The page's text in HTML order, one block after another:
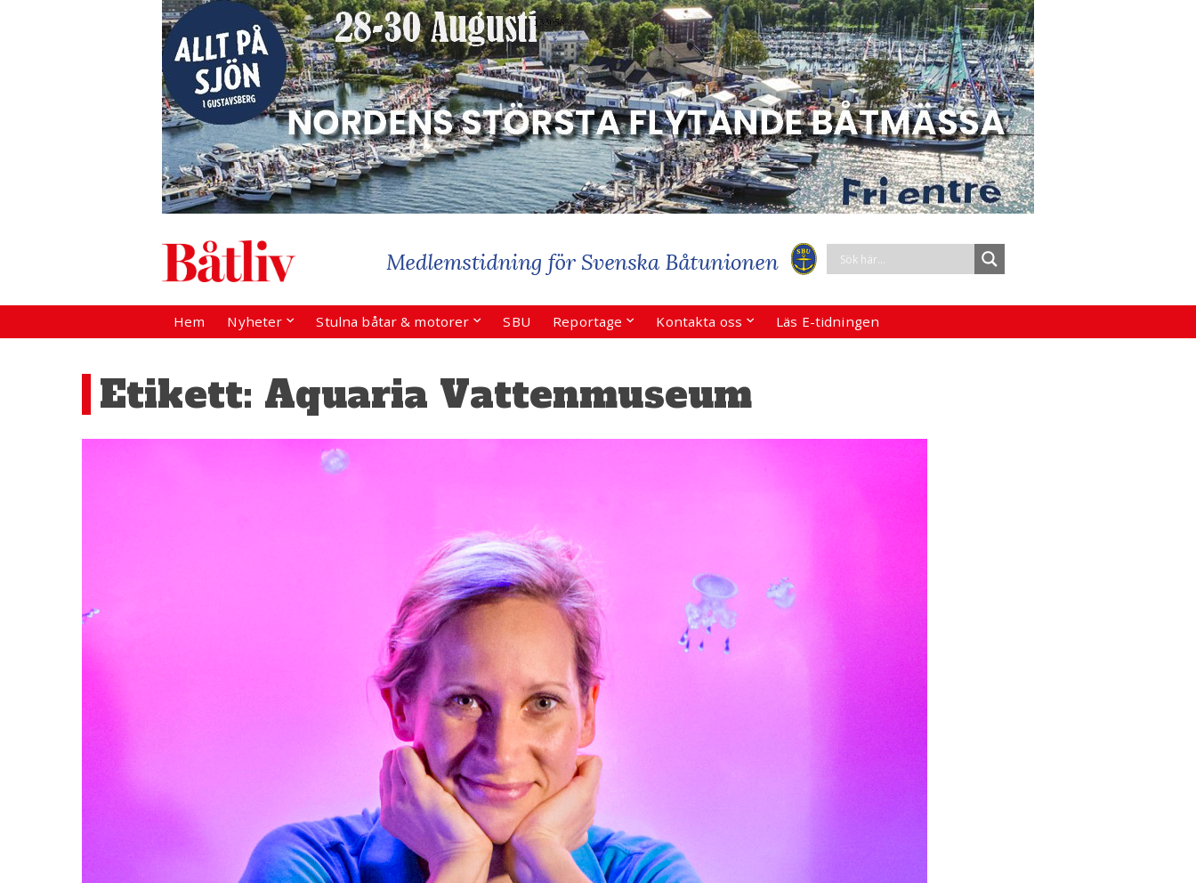
Hem Nyheter Stulna båtar & motorer SBU Reportage Kontakta oss Läs E-tidningen
Etikett: Aquaria Vattenmuseum